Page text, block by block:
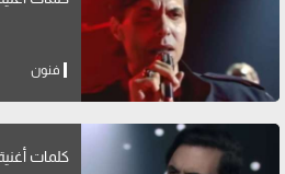
فنون
كلمات